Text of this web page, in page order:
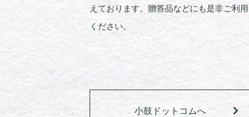
えております。贈答品などにも是非ご利用
ください。
小鼓ドットコムへ